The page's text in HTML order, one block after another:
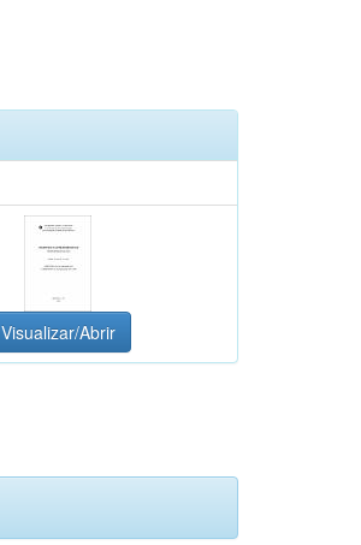
Visualizar/Abrir